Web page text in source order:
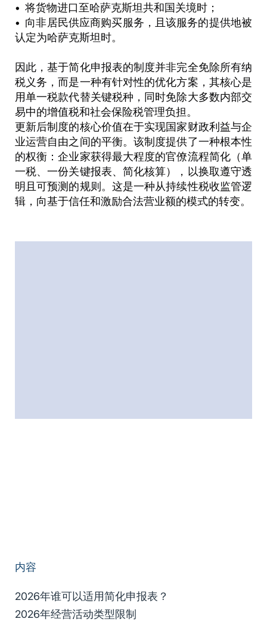
• 将货物进口至哈萨克斯坦共和国关境时；
• 向非居民供应商购买服务，且该服务的提供地被
认定为哈萨克斯坦时。
因此，基于简化申报表的制度并非完全免除所有纳
税义务，而是一种有针对性的优化方案，其核心是
用单一税款代替关键税种，同时免除大多数内部交
易中的增值税和社会保险税管理负担。
更新后制度的核心价值在于实现国家财政利益与企
业运营自由之间的平衡。该制度提供了一种根本性
的权衡：企业家获得最大程度的官僚流程简化（单
一税、一份关键报表、简化核算），以换取遵守透
明且可预测的规则。这是一种从持续性税收监管逻
辑，向基于信任和激励合法营业额的模式的转变。
内容
2026年谁可以适用简化申报表？
2026年经营活动类型限制